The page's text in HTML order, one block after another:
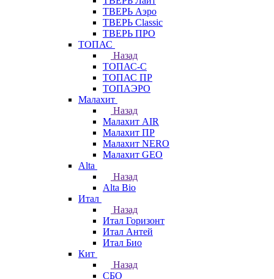
ТВЕРЬ Аэро
ТВЕРЬ Classic
ТВЕРЬ ПРО
ТОПАС
Назад
ТОПАС-С
ТОПАС ПР
ТОПАЭРО
Малахит
Назад
Малахит AIR
Малахит ПР
Малахит NERO
Малахит GEO
Alta
Назад
Alta Bio
Итал
Назад
Итал Горизонт
Итал Антей
Итал Био
Кит
Назад
СБО